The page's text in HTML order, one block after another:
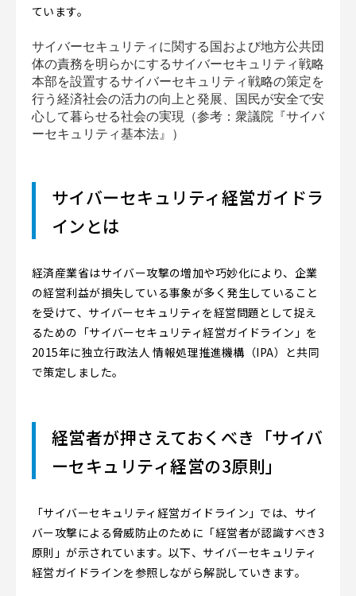
ています。
サイバーセキュリティに関する国および地方公共団
体の責務を明らかにするサイバーセキュリティ戦略
本部を設置するサイバーセキュリティ戦略の策定を
行う経済社会の活力の向上と発展、国民が安全で安
心して暮らせる社会の実現（参考：衆議院『サイバ
ーセキュリティ基本法』）
サイバーセキュリティ経営ガイドラ
インとは
経済産業省はサイバー攻撃の増加や巧妙化により、企業
の経営利益が損失している事象が多く発生していること
を受けて、サイバーセキュリティを経営問題として捉え
るための「サイバーセキュリティ経営ガイドライン」を
2015年に独立行政法人 情報処理推進機構（IPA）と共同
で策定しました。
経営者が押さえておくべき「サイバ
ーセキュリティ経営の3原則」
「サイバーセキュリティ経営ガイドライン」では、サイ
バー攻撃による脅威防止のために「経営者が認識すべき3
原則」が示されています。以下、サイバーセキュリティ
経営ガイドラインを参照しながら解説していきます。